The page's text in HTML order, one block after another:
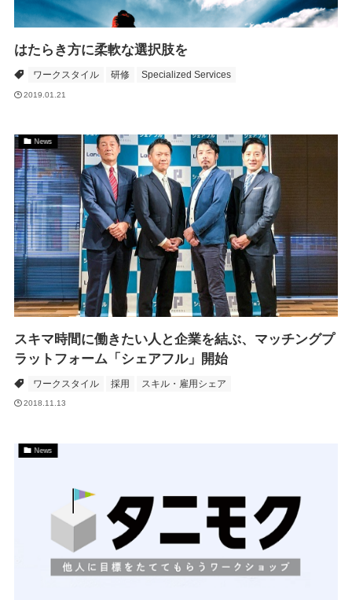
はたらき方に柔軟な選択肢を
ワークスタイル 研修 Specialized Services
2019.01.21
News
スキマ時間に働きたい人と企業を結ぶ、マッチングプ
ラットフォーム「シェアフル」開始
ワークスタイル 採用 スキル・雇用シェア
2018.11.13
News